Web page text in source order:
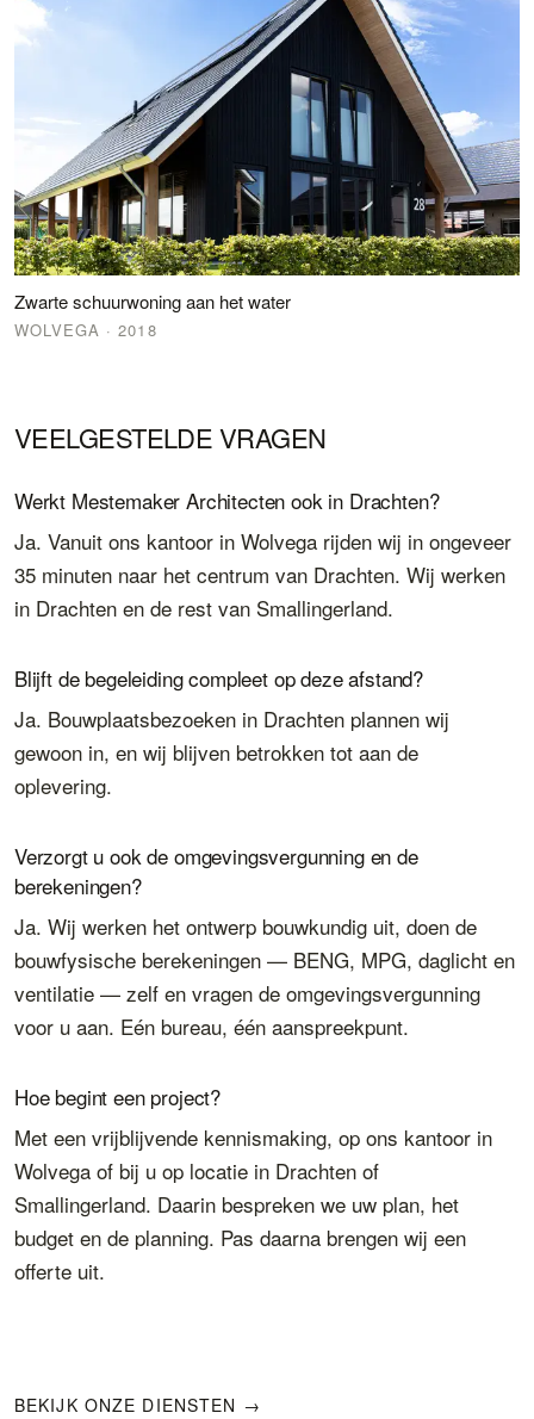
Zwarte schuurwoning aan het water
WOLVEGA · 2018
VEELGESTELDE VRAGEN
Werkt Mestemaker Architecten ook in Drachten?
Ja. Vanuit ons kantoor in Wolvega rijden wij in ongeveer
35 minuten naar het centrum van Drachten. Wij werken
in Drachten en de rest van Smallingerland.
Blijft de begeleiding compleet op deze afstand?
Ja. Bouwplaatsbezoeken in Drachten plannen wij
gewoon in, en wij blijven betrokken tot aan de
oplevering.
Verzorgt u ook de omgevingsvergunning en de
berekeningen?
Ja. Wij werken het ontwerp bouwkundig uit, doen de
bouwfysische berekeningen — BENG, MPG, daglicht en
ventilatie — zelf en vragen de omgevingsvergunning
voor u aan. Eén bureau, één aanspreekpunt.
Hoe begint een project?
Met een vrijblijvende kennismaking, op ons kantoor in
Wolvega of bij u op locatie in Drachten of
Smallingerland. Daarin bespreken we uw plan, het
budget en de planning. Pas daarna brengen wij een
offerte uit.
BEKIJK ONZE DIENSTEN →